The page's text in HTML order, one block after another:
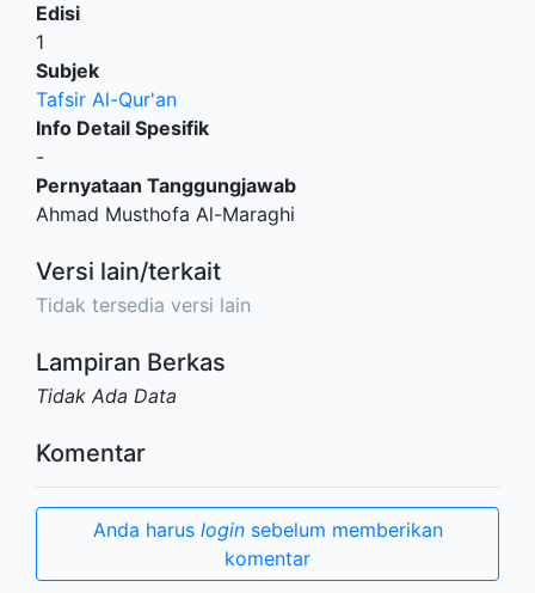
Edisi
1
Subjek
Tafsir Al-Qur'an
Info Detail Spesifik
-
Pernyataan Tanggungjawab
Ahmad Musthofa Al-Maraghi
Versi lain/terkait
Tidak tersedia versi lain
Lampiran Berkas
Tidak Ada Data
Komentar
Anda harus loginsebelum memberikan
komentar